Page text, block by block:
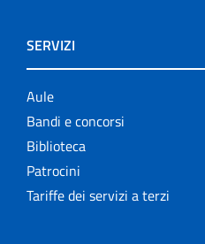
SERVIZI
Aule
Bandi e concorsi
Biblioteca
Patrocini
Tariffe dei servizi a terzi